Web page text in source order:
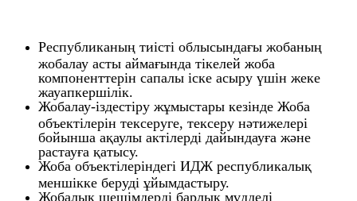
Республиканың тиісті облысындағы жобаның
жобалау асты аймағында тікелей жоба
компоненттерін сапалы іске асыру үшін жеке
жауапкершілік.
Жобалау-іздестіру жұмыстары кезінде Жоба
объектілерін тексеруге, тексеру нәтижелері
бойынша ақаулы актілерді дайындауға және
растауға қатысу.
Жоба объектілеріндегі ИДЖ республикалық
меншікке беруді ұйымдастыру.
Жобалық шешімдерді барлық мүдделі